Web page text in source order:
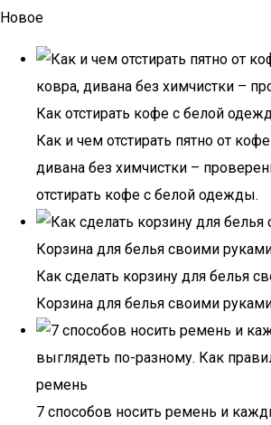
Новое
Как и чем отстирать пятно от
дивана без химчистки –
отстирать кофе с белой одежды.
Как сделать корзину для белья
Корзина для белья своими
7 способов носить ремень и